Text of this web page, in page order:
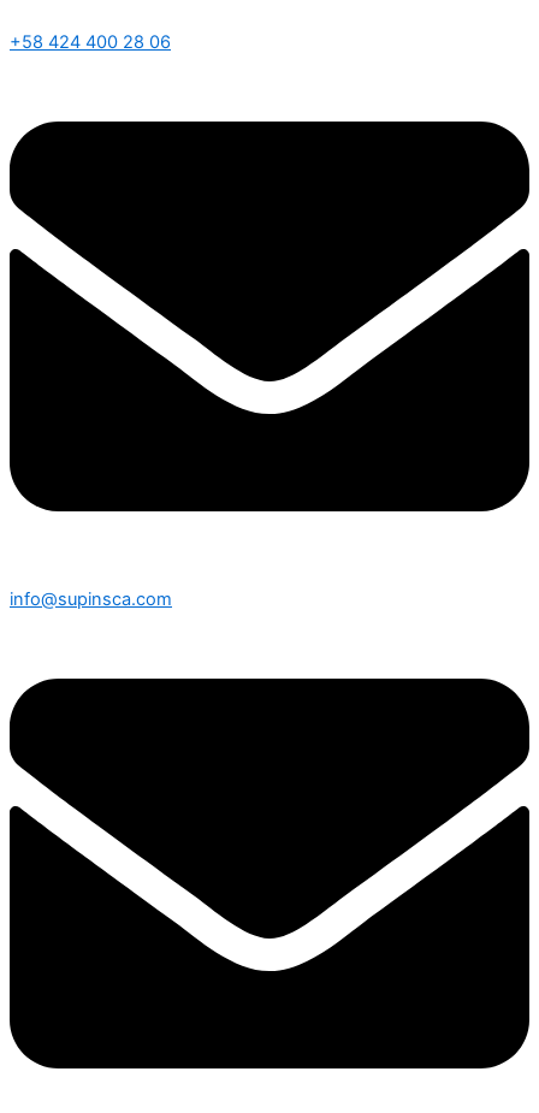
+58 424 400 28 06
info@supinsca.com